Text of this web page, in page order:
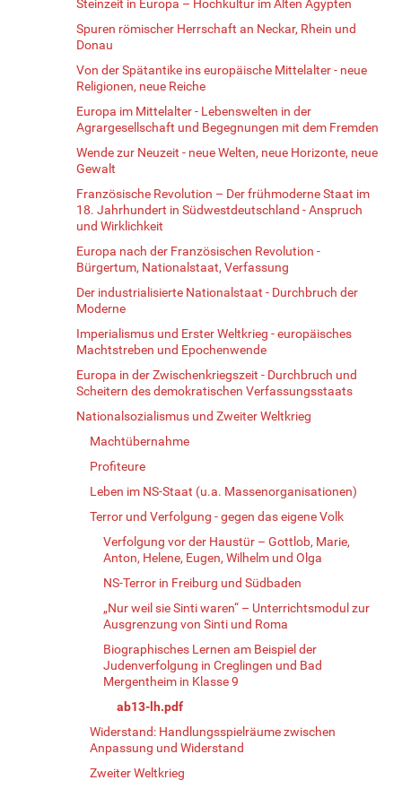
Steinzeit in Europa – Hochkultur im Alten Ägypten
Spuren römischer Herrschaft an Neckar, Rhein und
Donau
Von der Spätantike ins europäische Mittelalter - neue
Religionen, neue Reiche
Europa im Mittelalter - Lebenswelten in der
Agrargesellschaft und Begegnungen mit dem Fremden
Wende zur Neuzeit - neue Welten, neue Horizonte, neue
Gewalt
Französische Revolution – Der frühmoderne Staat im
18. Jahrhundert in Südwestdeutschland - Anspruch
und Wirklichkeit
Europa nach der Französischen Revolution -
Bürgertum, Nationalstaat, Verfassung
Der industrialisierte Nationalstaat - Durchbruch der
Moderne
Imperialismus und Erster Weltkrieg - europäisches
Machtstreben und Epochenwende
Europa in der Zwischenkriegszeit - Durchbruch und
Scheitern des demokratischen Verfassungsstaats
Nationalsozialismus und Zweiter Weltkrieg
Machtübernahme
Profiteure
Leben im NS-Staat (u.a. Massenorganisationen)
Terror und Verfolgung - gegen das eigene Volk
Verfolgung vor der Haustür – Gottlob, Marie,
Anton, Helene, Eugen, Wilhelm und Olga
NS-Terror in Freiburg und Südbaden
„Nur weil sie Sinti waren“ – Unterrichtsmodul zur
Ausgrenzung von Sinti und Roma
Biographisches Lernen am Beispiel der
Judenverfolgung in Creglingen und Bad
Mergentheim in Klasse 9
ab13-lh.pdf
Widerstand: Handlungsspielräume zwischen
Anpassung und Widerstand
Zweiter Weltkrieg